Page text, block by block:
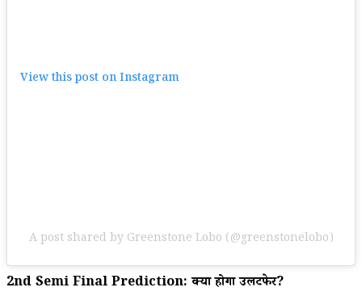
View this post on Instagram
A post shared by Greenstone Lobo (@greenstonelobo)
2nd Semi Final Prediction: क्या होगा उलटफेर?